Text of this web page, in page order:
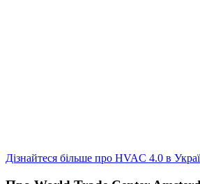
Дізнайтеся більше про HVAC 4.0 в